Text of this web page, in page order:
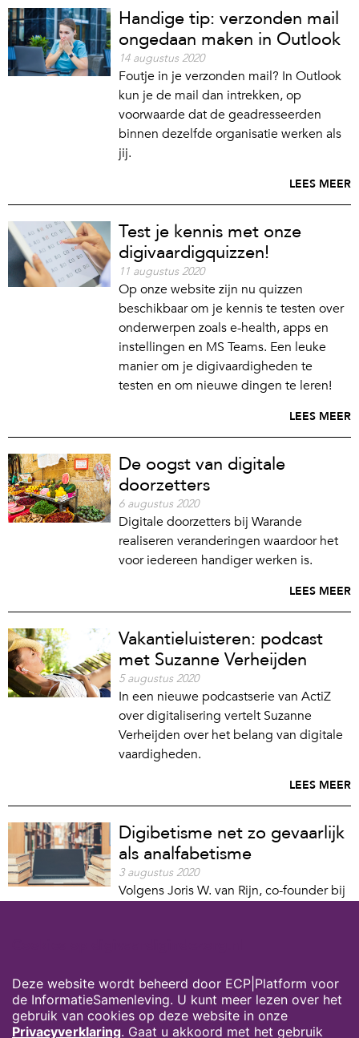
Handige tip: verzonden mail
ongedaan maken in Outlook
14 augustus 2020
Foutje in je verzonden mail? In Outlook
kun je de mail dan intrekken, op
voorwaarde dat de geadresseerden
binnen dezelfde organisatie werken als
jij.
LEES MEER
Test je kennis met onze
digivaardigquizzen!
11 augustus 2020
Op onze website zijn nu quizzen
beschikbaar om je kennis te testen over
onderwerpen zoals e-health, apps en
instellingen en MS Teams. Een leuke
manier om je digivaardigheden te
testen en om nieuwe dingen te leren!
LEES MEER
De oogst van digitale
doorzetters
6 augustus 2020
Digitale doorzetters bij Warande
realiseren veranderingen waardoor het
voor iedereen handiger werken is.
LEES MEER
Vakantieluisteren: podcast
met Suzanne Verheijden
5 augustus 2020
In een nieuwe podcastserie van ActiZ
over digitalisering vertelt Suzanne
Verheijden over het belang van digitale
vaardigheden.
LEES MEER
Digibetisme net zo gevaarlijk
als analfabetisme
3 augustus 2020
Volgens Joris W. van Rijn, co-founder bij
LEES MEER
Deze website wordt beheerd door ECP|Platform voor
de InformatieSamenleving. U kunt meer lezen over het
gebruik van cookies op deze website in onze
Privacyverklaring. Gaat u akkoord met het gebruik